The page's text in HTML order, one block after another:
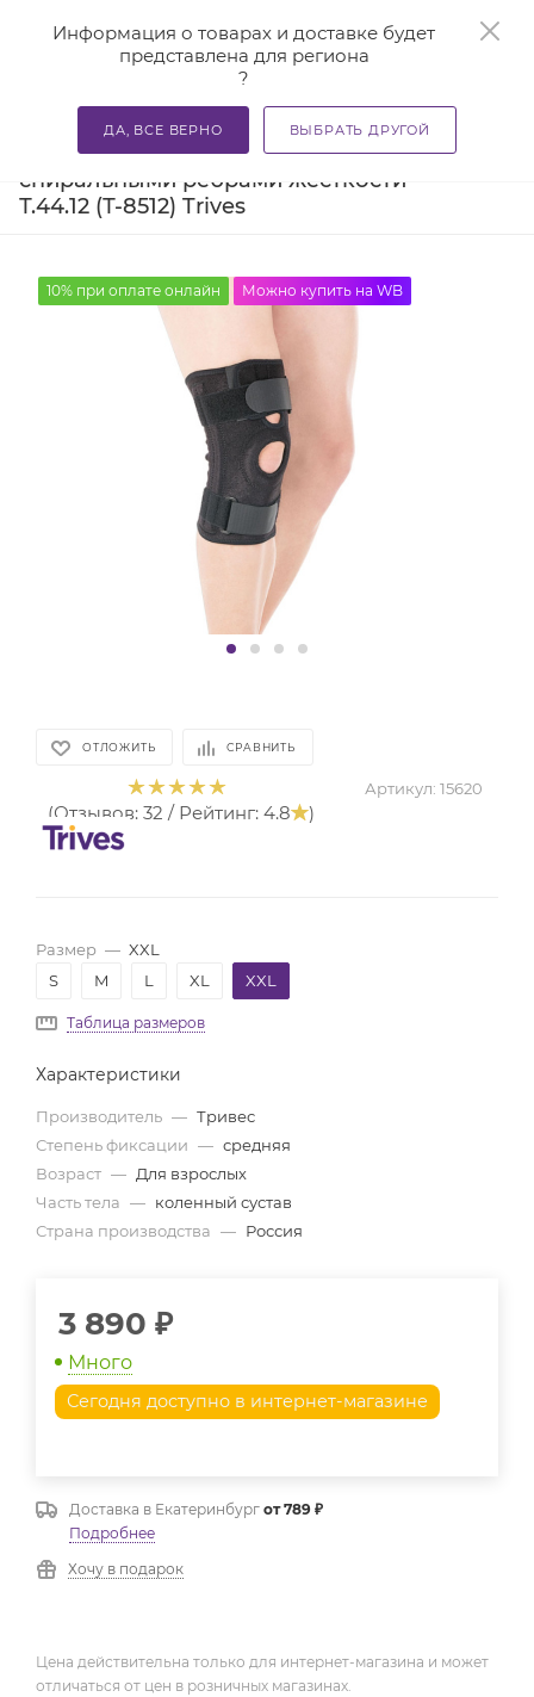
Информация о товарах и доставке будет
представлена для региона
?
ДА, ВСЕ ВЕРНО ВЫБРАТЬ ДРУГОЙ
Главная — Каталог — Бандажи и корсеты — Ортезы и
Бандаж на коленный сустав со
спиральными ребрами жесткости
Т.44.12 (Т-8512) Trives
10% при оплате онлайн Можно купить на WB
ОТЛОЖИТЬ СРАВНИТЬ
(Отзывов: 32 / Рейтинг: 4.8 )
Артикул: 15620
Размер — XXL
S
M L XL XXL
Таблица размеров
Характеристики
Производитель — Тривес
Степень фиксации — средняя
Возраст — Для взрослых
Часть тела — коленный сустав
Страна производства — Россия
3 890 ₽
Много
Сегодня доступно в интернет-магазине
Доставка в Екатеринбург от 789 ₽
Подробнее
Хочу в подарок
Цена действительна только для интернет-магазина и может
отличаться от цен в розничных магазинах.